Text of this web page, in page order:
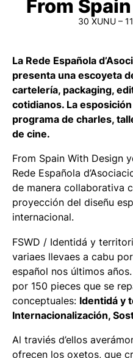
From
30 XUNU –
La Rede Española
presenta una escoyeta
cartelería, packaging,
cotidianos. La esposición
programa de charles,
de cine.
From Spain With Design
Rede Española
de manera collaborativa
proyección del diseñu
internacional.
FSWD / Identidá y
variaes llevaes a cabu
español nos últimos
por 150 pieces que se
conceptuales: Identidá y
Internacionalización,
Al traviés d’ellos
ofrecen los oxetos, que